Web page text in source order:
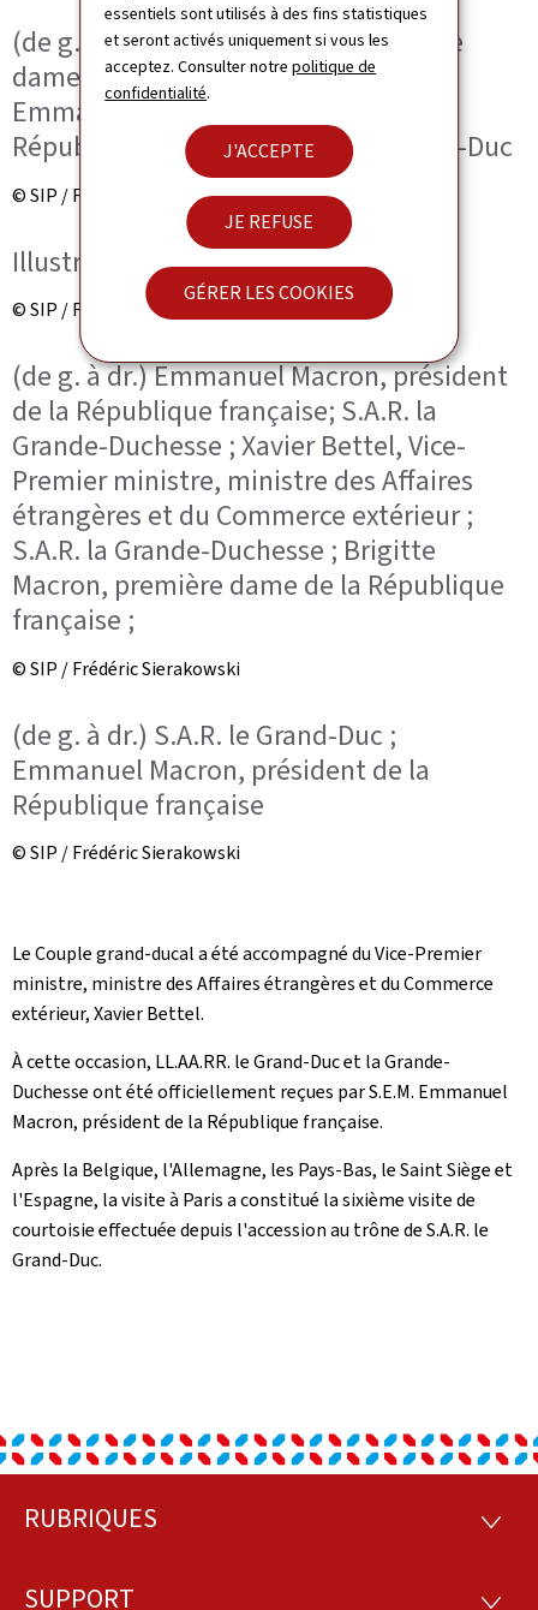
essentiels sont utilisés à des fins statistiques
et seront activés uniquement si vous les
acceptez. Consulter notrepolitique de
confidentialité.
J'ACCEPTE
JE REFUSE
GÉRER LES COOKIES
(de g. à dr.) Brigitte Macron, première
dame de la République française ;
Emmanuel Macron, président de la
République française ; S.A.R. le Grand-Duc
© SIP / Frédéric Sierakowski
Illustration
© SIP / Frédéric Sierakowski
(de g. à dr.) Emmanuel Macron, président
de la République française; S.A.R. la
Grande-Duchesse ; Xavier Bettel, Vice-
Premier ministre, ministre des Affaires
étrangères et du Commerce extérieur ;
S.A.R. la Grande-Duchesse ; Brigitte
Macron, première dame de la République
française ;
© SIP / Frédéric Sierakowski
(de g. à dr.) S.A.R. le Grand-Duc ;
Emmanuel Macron, président de la
République française
© SIP / Frédéric Sierakowski
Le Couple grand-ducal a été accompagné du Vice-Premier
ministre, ministre des Affaires étrangères et du Commerce
extérieur, Xavier Bettel.
À cette occasion, LL.AA.RR. le Grand-Duc et la Grande-
Duchesse ont été officiellement reçues par S.E.M. Emmanuel
Macron, président de la République française.
Après la Belgique, l'Allemagne, les Pays-Bas, le Saint Siège et
l'Espagne, la visite à Paris a constitué la sixième visite de
courtoisie effectuée depuis l'accession au trône de S.A.R. le
Grand-Duc.
Pied
RUBRIQUES
SUPPORT